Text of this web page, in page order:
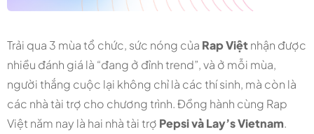
Trải qua 3 mùa tổ chức, sức nóng của Rap Việtnhận được
nhiều đánh giá là “đang ở đỉnh trend”, và ở mỗi mùa,
người thắng cuộc lại không chỉ là các thí sinh, mà còn là
các nhà tài trợ cho chương trình. Đồng hành cùng Rap
Việt năm nay là hai nhà tài trợ Pepsi và Lay’s Vietnam.